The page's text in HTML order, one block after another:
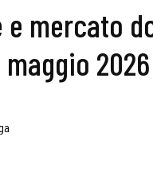
mercato
2026